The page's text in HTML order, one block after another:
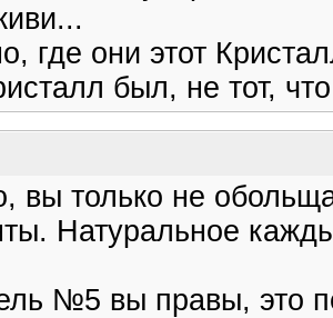
где они этот
был, не тот,
вы только не
Натуральное
№5 вы правы, это